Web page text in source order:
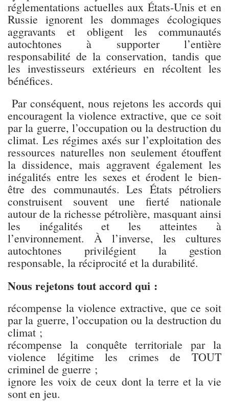
réglementations actuelles aux États-Unis et en
Russie ignorent les dommages écologiques
aggravants et obligent les communautés
autochtones à supporter l’entière
responsabilité de la conservation, tandis que
les investisseurs extérieurs en récoltent les
bénéfices.
Par conséquent, nous rejetons les accords qui
encouragent la violence extractive, que ce soit
par la guerre, l’occupation ou la destruction du
climat. Les régimes axés sur l’exploitation des
ressources naturelles non seulement étouffent
la dissidence, mais aggravent également les
inégalités entre les sexes et érodent le bien-
être des communautés. Les États pétroliers
construisent souvent une fierté nationale
autour de la richesse pétrolière, masquant ainsi
les inégalités et les atteintes à
l’environnement. À l’inverse, les cultures
autochtones privilégient la gestion
responsable, la réciprocité et la durabilité.
Nous rejetons tout accord qui :
récompense la violence extractive, que ce soit
par la guerre, l’occupation ou la destruction du
climat ;
récompense la conquête territoriale par la
violence légitime les crimes de TOUT
criminel de guerre ;
ignore les voix de ceux dont la terre et la vie
sont en jeu.